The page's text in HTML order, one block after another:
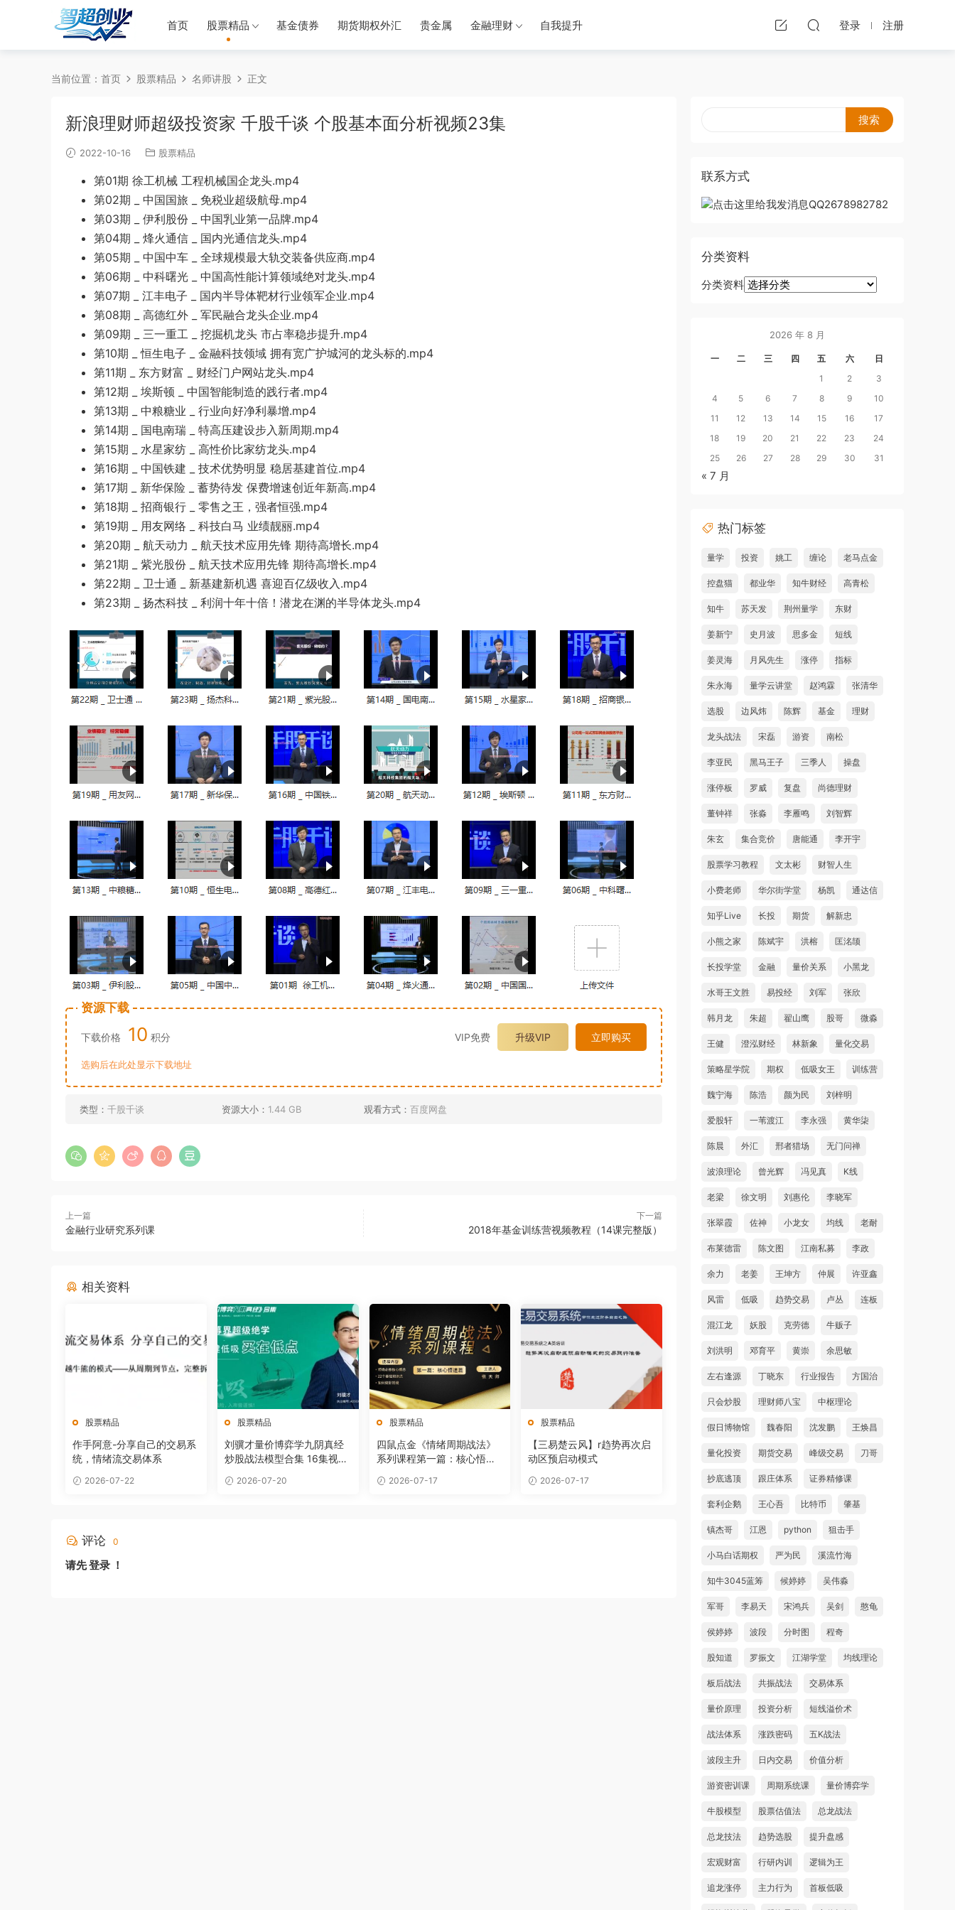
首页 股票精品 基金债券 期货期权外汇 贵金属 金融理财 自我提升 登录 注册
当前位置： 首页 股票精品 名师讲股 正文
新浪理财师超级投资家 千股千谈 个股基本面分析视频23集
2022-10-16 股票精品
第01期 徐工机械 工程机械国企龙头.mp4
第02期 _ 中国国旅 _ 免税业超级航母.mp4
第03期 _ 伊利股份 _ 中国乳业第一品牌.mp4
第04期 _ 烽火通信 _ 国内光通信龙头.mp4
第05期 _ 中国中车 _ 全球规模最大轨交装备供应商.mp4
第06期 _ 中科曙光 _ 中国高性能计算领域绝对龙头.mp4
第07期 _ 江丰电子 _ 国内半导体靶材行业领军企业.mp4
第08期 _ 高德红外 _ 军民融合龙头企业.mp4
第09期 _ 三一重工 _ 挖掘机龙头 市占率稳步提升.mp4
第10期 _ 恒生电子 _ 金融科技领域 拥有宽广护城河的龙头标的.mp4
第11期 _ 东方财富 _ 财经门户网站龙头.mp4
第12期 _ 埃斯顿 _ 中国智能制造的践行者.mp4
第13期 _ 中粮糖业 _ 行业向好净利暴增.mp4
第14期 _ 国电南瑞 _ 特高压建设步入新周期.mp4
第15期 _ 水星家纺 _ 高性价比家纺龙头.mp4
第16期 _ 中国铁建 _ 技术优势明显 稳居基建首位.mp4
第17期 _ 新华保险 _ 蓄势待发 保费增速创近年新高.mp4
第18期 _ 招商银行 _ 零售之王，强者恒强.mp4
第19期 _ 用友网络 _ 科技白马 业绩靓丽.mp4
第20期 _ 航天动力 _ 航天技术应用先锋 期待高增长.mp4
第21期 _ 紫光股份 _ 航天技术应用先锋 期待高增长.mp4
第22期 _ 卫士通 _ 新基建新机遇 喜迎百亿级收入.mp4
第23期 _ 扬杰科技 _ 利润十年十倍！潜龙在渊的半导体龙头.mp4
资源下载
下载价格 10 积分 VIP免费 升级VIP 立即购买
选购后在此处显示下载地址
类型： 千股千谈 资源大小： 1.44 GB 观看方式： 百度网盘
上一篇
金融行业研究系列课
下一篇
2018年基金训练营视频教程（14课完整版）
相关资料
股票精品
作手阿意-分享自己的交易系
统，情绪流交易体系
2026-07-22
股票精品
刘骥才量价博弈学九阴真经
炒股战法模型合集 16集视频
2026-07-20
股票精品
四鼠点金《情绪周期战法》
系列课程第一篇：核心悟道
2026-07-17
股票精品
【三易楚云风】r趋势再次启
动区预启动模式
2026-07-17
评论 0
请先登录 ！
联系方式
分类资料
分类资料
2026 年 8 月
一 二 三 四 五 六
日
1
2
3
4
5 6 7 8 9
10
11
12 13 14 15 16
17
18
19 20 21 22 23
24
25
26 27 28 29 30 31
« 7 月
热门标签
量学 投资 姚工 缠论 老马点金
控盘猫 都业华 知牛财经 高青松
知牛 苏天发 荆州量学 东财
姜新宁 史月波 思多金 短线
姜灵海 月风先生 涨停 指标
朱永海 量学云讲堂 赵鸿霖 张清华
选股 边风炜 陈辉 基金 理财
龙头战法 宋磊 游资 南松
李亚民 黑马王子 三季人 操盘
涨停板 罗威 复盘 尚德理财
董钟祥 张淼 李雁鸣 刘智辉
朱玄 集合竞价 唐能通 李开宇
股票学习教程 文太彬 财智人生
小费老师 华尔街学堂 杨凯 通达信
知乎Live 长投 期货 解新忠
小熊之家 陈斌宇 洪榕 匡洺颉
长投学堂 金融 量价关系 小黑龙
水哥王文胜 易投经 刘军 张欣
韩月龙 朱超 翟山鹰 股哥 微淼
王健 澄泓财经 林新象 量化交易
策略星学院 期权 低吸女王 训练营
魏宁海 陈浩 颜为民 刘梓明
爱股轩 一苇渡江 李永强 黄华柒
陈晨 外汇 邢者猎场 无门问禅
波浪理论 曾光辉 冯见真 K线
老梁 徐文明 刘惠伦 李晓军
张翠霞 佐神 小龙女 均线 老耐
布莱德雷 陈文图 江南私募 李政
余力 老姜 王坤方 仲展 许亚鑫
风雷 低吸 趋势交易 卢丛 连板
混江龙 妖股 克劳德 牛贩子
刘洪明 邓育平 黄崇 余思敏
左右逢源 丁晓东 行业报告 方国治
只会炒股 理财师八宝 中枢理论
假日博物馆 魏春阳 沈发鹏 王焕昌
量化投资 期货交易 峰级交易 刀哥
抄底逃顶 跟庄体系 证券精修课
套利企鹅 王心吾 比特币 肇基
镇杰哥 江恩 python 狙击手
小马白话期权 严为民 溪流竹海
知牛3045蓝筹 候婷婷 吴伟淼
军哥 李易天 宋鸿兵 吴剑 憨龟
侯婷婷 波段 分时图 程奇
股知道 罗振文 江湖学堂 均线理论
板后战法 共振战法 交易体系
量价原理 投资分析 短线溢价术
战法体系 涨跌密码 五K战法
波段主升 日内交易 价值分析
游资密训课 周期系统课 量价博弈学
牛股模型 股票估值法 总龙战法
总龙技法 趋势选股 提升盘感
宏观财富 行研内训 逻辑为王
追龙涨停 主力行为 首板低吸